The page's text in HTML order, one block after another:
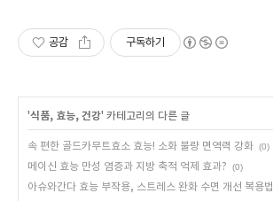
공감 구독하기
'식품, 효능, 건강' 카테고리의 다른 글
속 편한 골드카무트효소 효능! 소화 불량 면역력 강화 (0)
메이신 효능 만성 염증과 지방 축적 억제 효과?
(0)
아슈와간다 효능 부작용, 스트레스 완화 수면 개선 복용법